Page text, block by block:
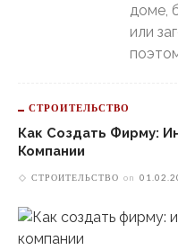
доме,
или
СТРОИТЕЛЬСТВО
Как Создать Фирму:
Компании
СТРОИТЕЛЬСТВО on